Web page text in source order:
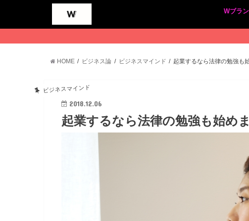
Wブラ
プライ
特定商取
HOME ビジネス論 ビジネスマインド 起業するなら法律の勉強も
ビジネスマインド
2018.12.06
起業するなら法律の勉強も始め